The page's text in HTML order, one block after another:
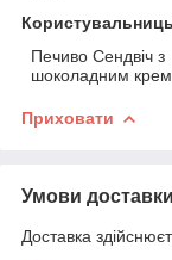
Печиво Сендвіч з
шоколадним
Приховати
Умови доставки
Доставка